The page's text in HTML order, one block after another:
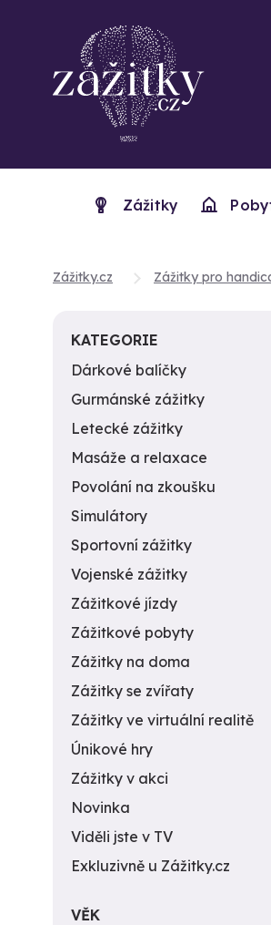
Zážitky
Zážitky.cz Zážitky pro
KATEGORIE
Dárkové balíčky
Gurmánské zážitky
Letecké zážitky
Masáže a relaxace
Povolání na zkoušku
Simulátory
Sportovní zážitky
Vojenské zážitky
Zážitkové jízdy
Zážitkové pobyty
Zážitky na doma
Zážitky se zvířaty
Zážitky ve virtuální realitě
Únikové hry
Zážitky v akci
Novinka
Viděli jste v TV
Exkluzivně u Zážitky.cz
VĚK